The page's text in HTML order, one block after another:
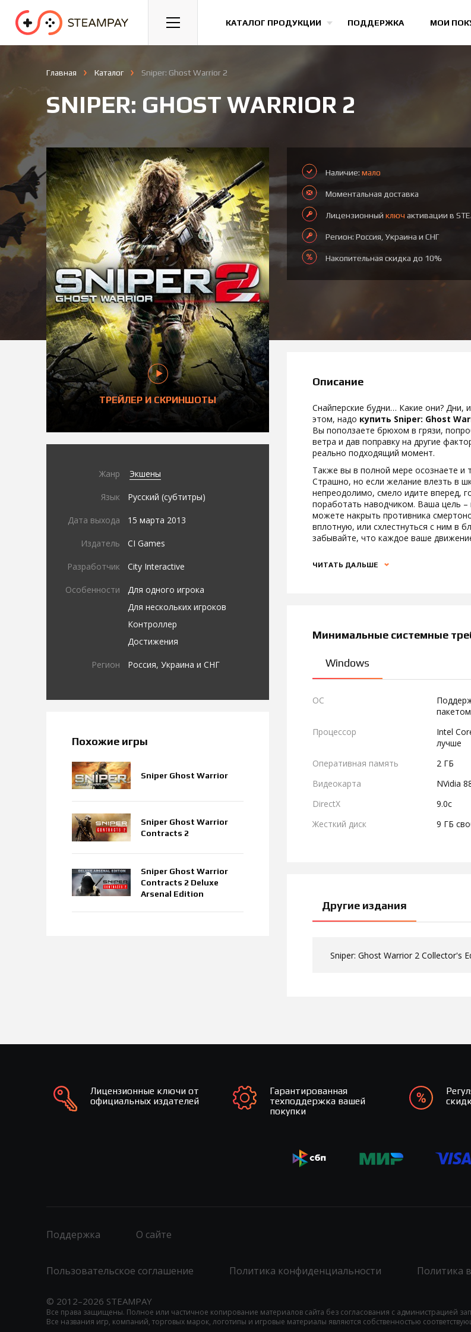
КАТАЛОГ ПРОДУКЦИИ ПОДДЕРЖКА МОИ
Спорт Гонки Казуальные Все игры
Главная Каталог Sniper: Ghost Warrior 2
SNIPER: GHOST WARRIOR 2
ТРЕЙЛЕР И СКРИНШОТЫ
Жанр Экшены
Язык Русский (субтитры)
Дата выхода 15 марта 2013
Издатель CI Games
Разработчик City Interactive
Особенности
Для одного игрока
Для нескольких игроков
Контроллер
Достижения
Регион Россия, Украина и СНГ
Похожие игры
Sniper Ghost Warrior
Sniper Ghost Warrior
Contracts 2
Sniper Ghost Warrior
Contracts 2 Deluxe
Arsenal Edition
Наличие: мало
Моментальная доставка
Лицензионный ключ активации в
Регион: Россия, Украина и СНГ
Накопительная скидка до 10%
Описание
Снайперские будни… Какие они? Дни,
этом, надо купить Sniper: Ghost
Вы поползаете брюхом в грязи,
ветра и дав поправку на другие
реально подходящий момент.
Также вы в полной мере осознаете и
Страшно, но если желание влезть в
непреодолимо, смело идите вперед,
поработать наводчиком. Ваша цель
можете накрыть противника
вплотную, или схлестнуться с ним в
забывайте, что каждое ваше
ЧИТАТЬ ДАЛЬШЕ
Минимальные системные
Windows
ОС
Процессор
Intel
лучше
Оперативная память
2 ГБ
Видеокарта
NVidia
DirectX
9.0c
Жесткий диск
9 ГБ
Другие издания
Sniper: Ghost Warrior 2 Collector's
Лицензионные ключи от
официальных издателей
Гарантированная
техподдержка вашей
покупки
© 2012–2026 STEAMPAY
Все права защищены. Полное или частичное копирование материалов сайта без согласования с администрацией
Все названия игр, компаний, торговых марок, логотипы и игровые материалы являются собственностью
Поддержка О сайте
Пользовательское соглашение Политика конфиденциальности Политика